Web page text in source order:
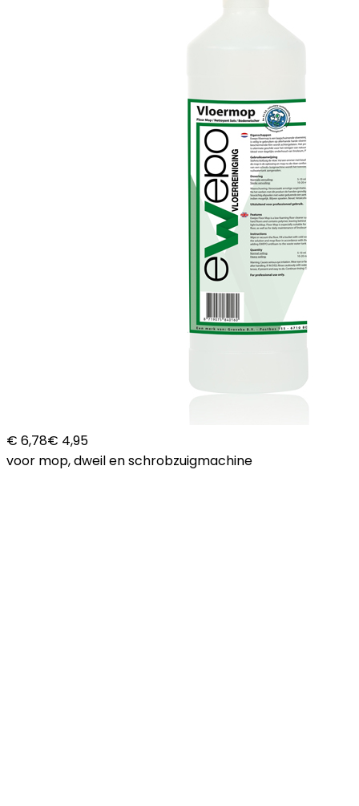
€ 6,78€ 4,95
voor mop, dweil en schrobzuigmachine